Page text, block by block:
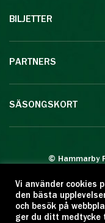
BILJETTER
PARTNERS
SÄSONGSKORT
© Hammarby
Eftertryck
Citera
Vi använder cookies
den bästa
och besök på
ger du ditt